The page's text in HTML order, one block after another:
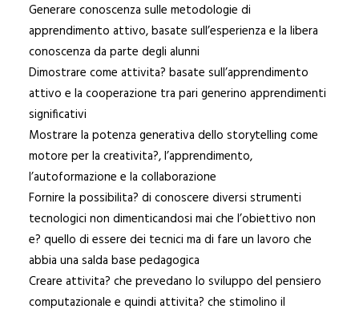
Generare conoscenza sulle metodologie di
apprendimento attivo, basate sull’esperienza e la libera
conoscenza da parte degli alunni
Dimostrare come attivita? basate sull’apprendimento
attivo e la cooperazione tra pari generino apprendimenti
significativi
Mostrare la potenza generativa dello storytelling come
motore per la creativita?, l’apprendimento,
l’autoformazione e la collaborazione
Fornire la possibilita? di conoscere diversi strumenti
tecnologici non dimenticandosi mai che l’obiettivo non
e? quello di essere dei tecnici ma di fare un lavoro che
abbia una salda base pedagogica
Creare attivita? che prevedano lo sviluppo del pensiero
computazionale e quindi attivita? che stimolino il